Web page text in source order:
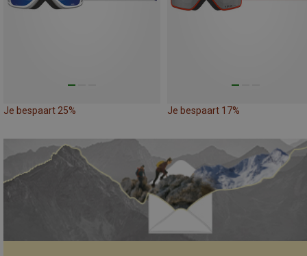
Je bespaart 25% Je bespaart 17%